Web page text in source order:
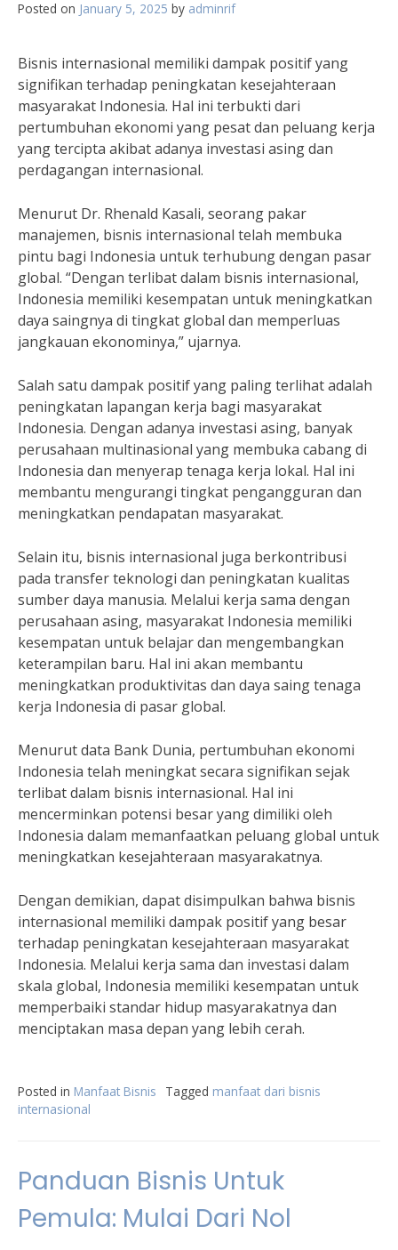
Posted on January 5, 2025 by adminrif
Bisnis internasional memiliki dampak positif yang
signifikan terhadap peningkatan kesejahteraan
masyarakat Indonesia. Hal ini terbukti dari
pertumbuhan ekonomi yang pesat dan peluang kerja
yang tercipta akibat adanya investasi asing dan
perdagangan internasional.
Menurut Dr. Rhenald Kasali, seorang pakar
manajemen, bisnis internasional telah membuka
pintu bagi Indonesia untuk terhubung dengan pasar
global. “Dengan terlibat dalam bisnis internasional,
Indonesia memiliki kesempatan untuk meningkatkan
daya saingnya di tingkat global dan memperluas
jangkauan ekonominya,” ujarnya.
Salah satu dampak positif yang paling terlihat adalah
peningkatan lapangan kerja bagi masyarakat
Indonesia. Dengan adanya investasi asing, banyak
perusahaan multinasional yang membuka cabang di
Indonesia dan menyerap tenaga kerja lokal. Hal ini
membantu mengurangi tingkat pengangguran dan
meningkatkan pendapatan masyarakat.
Selain itu, bisnis internasional juga berkontribusi
pada transfer teknologi dan peningkatan kualitas
sumber daya manusia. Melalui kerja sama dengan
perusahaan asing, masyarakat Indonesia memiliki
kesempatan untuk belajar dan mengembangkan
keterampilan baru. Hal ini akan membantu
meningkatkan produktivitas dan daya saing tenaga
kerja Indonesia di pasar global.
Menurut data Bank Dunia, pertumbuhan ekonomi
Indonesia telah meningkat secara signifikan sejak
terlibat dalam bisnis internasional. Hal ini
mencerminkan potensi besar yang dimiliki oleh
Indonesia dalam memanfaatkan peluang global untuk
meningkatkan kesejahteraan masyarakatnya.
Dengan demikian, dapat disimpulkan bahwa bisnis
internasional memiliki dampak positif yang besar
terhadap peningkatan kesejahteraan masyarakat
Indonesia. Melalui kerja sama dan investasi dalam
skala global, Indonesia memiliki kesempatan untuk
memperbaiki standar hidup masyarakatnya dan
menciptakan masa depan yang lebih cerah.
Posted in Manfaat Bisnis Tagged manfaat dari bisnis
internasional
Panduan Bisnis Untuk
Pemula: Mulai Dari Nol